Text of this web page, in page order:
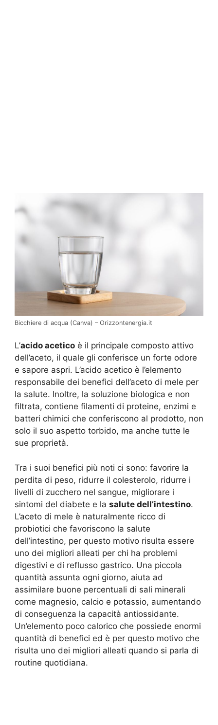
Bicchiere di acqua (Canva) – Orizzontenergia.it
L’acido acetico è il principale composto attivo
dell’aceto, il quale gli conferisce un forte odore
e sapore aspri. L’acido acetico è l’elemento
responsabile dei benefici dell’aceto di mele per
la salute. Inoltre, la soluzione biologica e non
filtrata, contiene filamenti di proteine, enzimi e
batteri chimici che conferiscono al prodotto, non
solo il suo aspetto torbido, ma anche tutte le
sue proprietà.
Tra i suoi benefici più noti ci sono: favorire la
perdita di peso, ridurre il colesterolo, ridurre i
livelli di zucchero nel sangue, migliorare i
sintomi del diabete e la salute dell’intestino.
L’aceto di mele è naturalmente ricco di
probiotici che favoriscono la salute
dell’intestino, per questo motivo risulta essere
uno dei migliori alleati per chi ha problemi
digestivi e di reflusso gastrico. Una piccola
quantità assunta ogni giorno, aiuta ad
assimilare buone percentuali di sali minerali
come magnesio, calcio e potassio, aumentando
di conseguenza la capacità antiossidante.
Un’elemento poco calorico che possiede enormi
quantità di benefici ed è per questo motivo che
risulta uno dei migliori alleati quando si parla di
routine quotidiana.